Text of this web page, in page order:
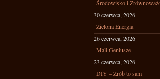
Środowisko i
30 czerwca, 2026
Zielona Energia
26 czerwca, 2026
Mali Geniusze
23 czerwca, 2026
DIY – Zrób to sam